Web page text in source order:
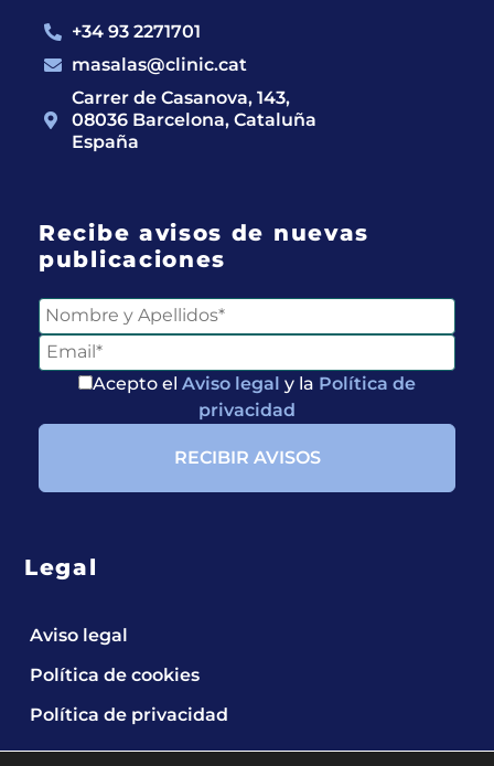
+34 93 2271701
masalas@clinic.cat
Carrer de Casanova, 143,
08036 Barcelona, Cataluña
España
Recibe avisos de nuevas
publicaciones
Acepto el Aviso legal y la Política de
privacidad
Legal
Aviso legal
Política de cookies
Política de privacidad